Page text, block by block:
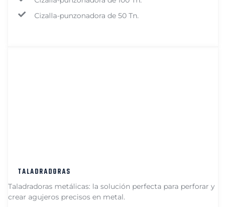
Cizalla-punzonadora de 50 Tn.
TALADRADORAS
Taladradoras metálicas: la solución perfecta para perforar y
crear agujeros precisos en metal.